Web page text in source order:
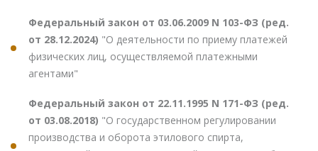
Федеральный закон от 03.06.2009 N 103-ФЗ (ред.
от 28.12.2024) "О деятельности по приему платежей
физических лиц, осуществляемой платежными
агентами"
Федеральный закон от 22.11.1995 N 171-ФЗ (ред.
от 03.08.2018) "О государственном регулировании
производства и оборота этилового спирта,